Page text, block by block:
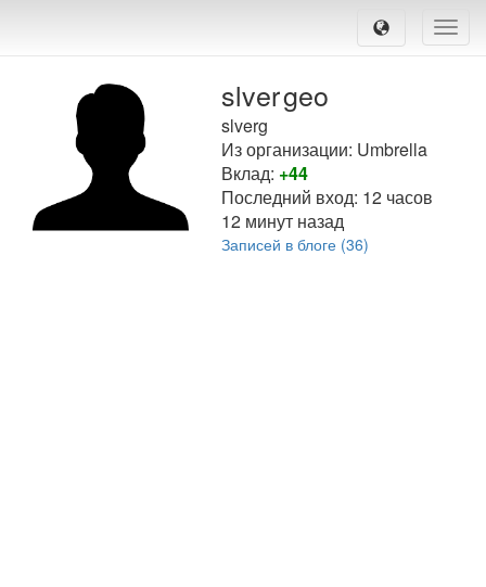
Toggle
slvergeo
slverg
Из организации: Umbrella
Вклад: +44
Последний вход: 12 часов
12 минут назад
Записей в блоге (36)